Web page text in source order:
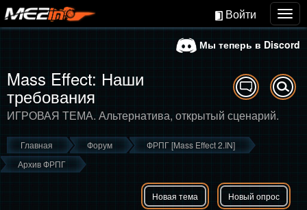
Войти
Мы теперь в Discord
Mass Effect: Наши
требования
ИГРОВАЯ ТЕМА. Альтернатива, открытый сценарий.
Главная Форум
ФРПГ [Mass Effect 2.IN]
Архив ФРПГ
Новая тема Новый опрос